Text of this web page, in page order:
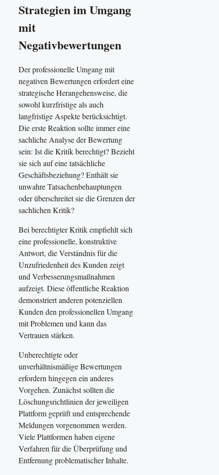
Strategien im Umgang
mit
Negativbewertungen
Der professionelle Umgang mit
negativen Bewertungen erfordert eine
strategische Herangehensweise, die
sowohl kurzfristige als auch
langfristige Aspekte berücksichtigt.
Die erste Reaktion sollte immer eine
sachliche Analyse der Bewertung
sein: Ist die Kritik berechtigt? Bezieht
sie sich auf eine tatsächliche
Geschäftsbeziehung? Enthält sie
unwahre Tatsachenbehauptungen
oder überschreitet sie die Grenzen der
sachlichen Kritik?
Bei berechtigter Kritik empfiehlt sich
eine professionelle, konstruktive
Antwort, die Verständnis für die
Unzufriedenheit des Kunden zeigt
und Verbesserungsmaßnahmen
aufzeigt. Diese öffentliche Reaktion
demonstriert anderen potenziellen
Kunden den professionellen Umgang
mit Problemen und kann das
Vertrauen stärken.
Unberechtigte oder
unverhältnismäßige Bewertungen
erfordern hingegen ein anderes
Vorgehen. Zunächst sollten die
Löschungsrichtlinien der jeweiligen
Plattform geprüft und entsprechende
Meldungen vorgenommen werden.
Viele Plattformen haben eigene
Verfahren für die Überprüfung und
Entfernung problematischer Inhalte.